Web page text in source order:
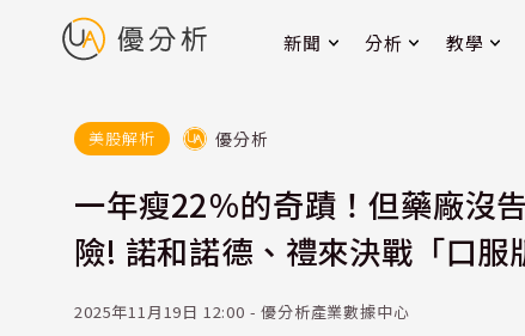
新聞 分析 教學
美股解析 優分析
一年瘦22％的奇蹟！但藥廠沒
險! 諾和諾德、禮來決戰「口服
2025年11月19日 12:00 - 優分析產業數據中心